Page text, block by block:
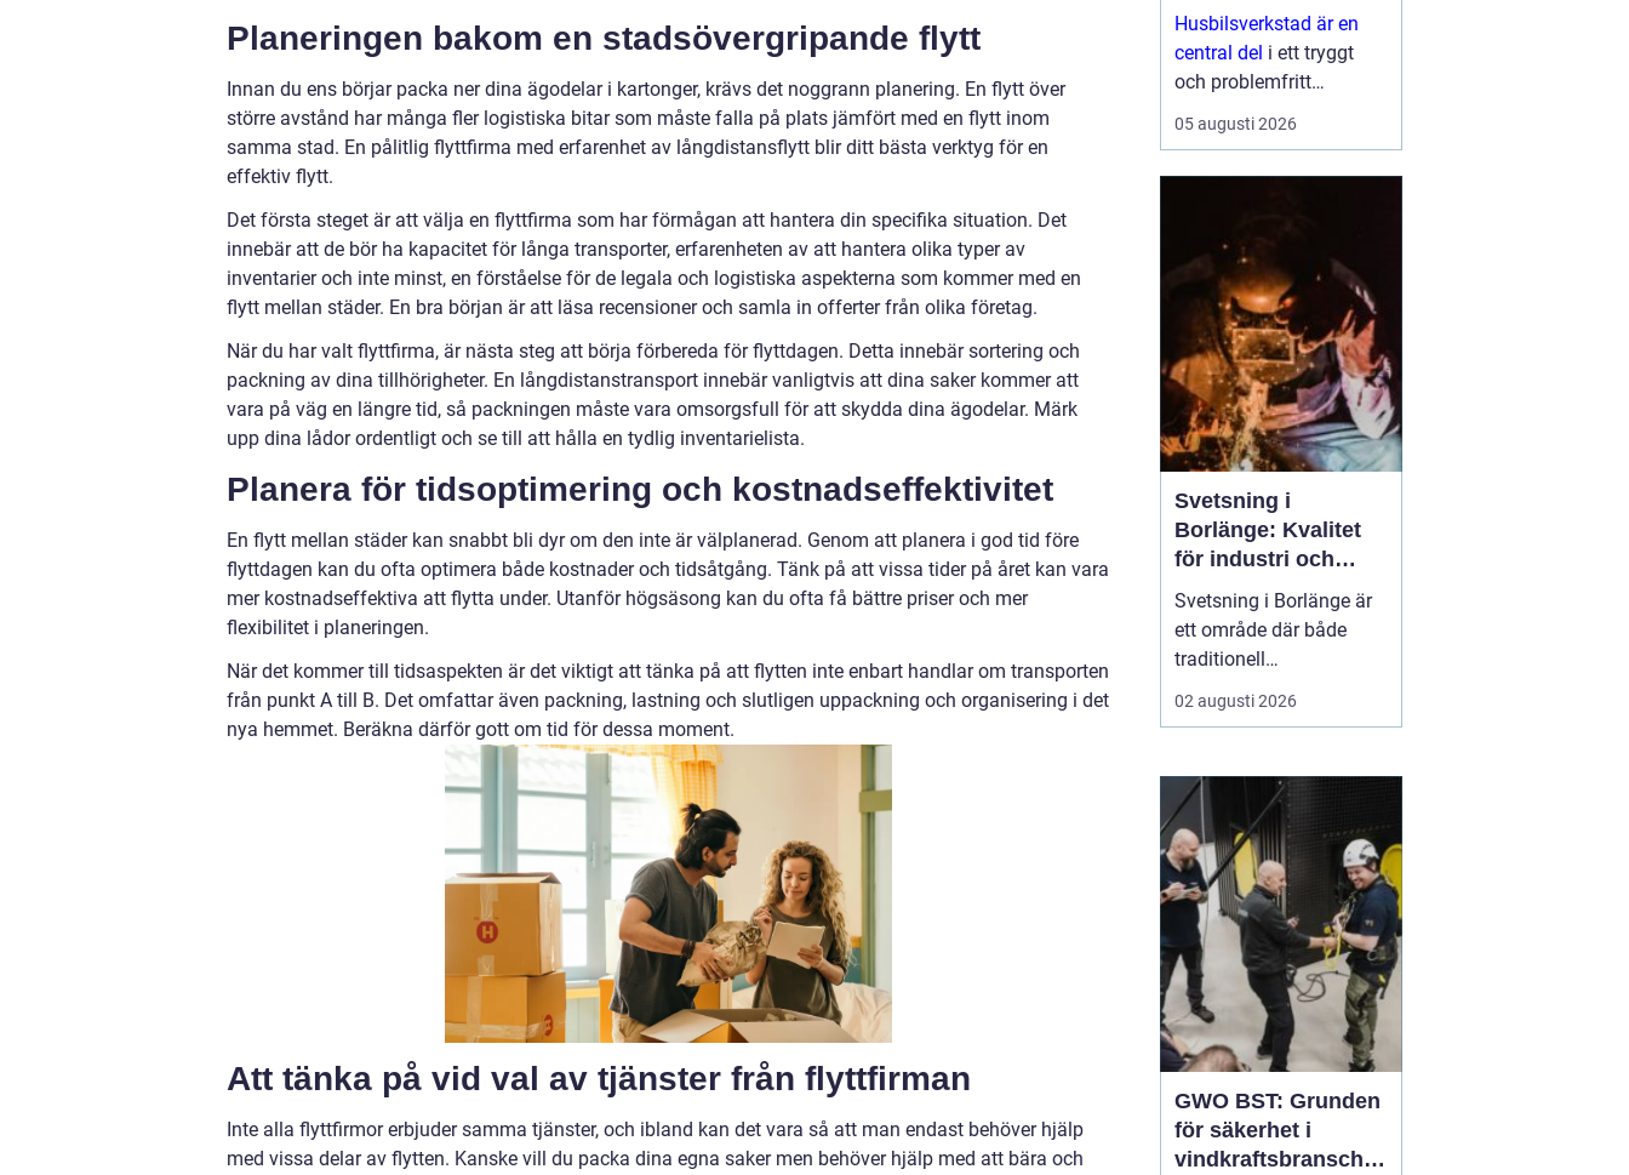
Planeringen bakom en stadsövergripande flytt
Innan du ens börjar packa ner dina ägodelar i kartonger, krävs det noggrann planering. En flytt över
större avstånd har många fler logistiska bitar som måste falla på plats jämfört med en flytt inom
samma stad. En pålitlig flyttfirma med erfarenhet av långdistansflytt blir ditt bästa verktyg för en
effektiv flytt.
Det första steget är att välja en flyttfirma som har förmågan att hantera din specifika situation. Det
innebär att de bör ha kapacitet för långa transporter, erfarenheten av att hantera olika typer av
inventarier och inte minst, en förståelse för de legala och logistiska aspekterna som kommer med en
flytt mellan städer. En bra början är att läsa recensioner och samla in offerter från olika företag.
När du har valt flyttfirma, är nästa steg att börja förbereda för flyttdagen. Detta innebär sortering och
packning av dina tillhörigheter. En långdistanstransport innebär vanligtvis att dina saker kommer att
vara på väg en längre tid, så packningen måste vara omsorgsfull för att skydda dina ägodelar. Märk
upp dina lådor ordentligt och se till att hålla en tydlig inventarielista.
Planera för tidsoptimering och kostnadseffektivitet
En flytt mellan städer kan snabbt bli dyr om den inte är välplanerad. Genom att planera i god tid före
flyttdagen kan du ofta optimera både kostnader och tidsåtgång. Tänk på att vissa tider på året kan vara
mer kostnadseffektiva att flytta under. Utanför högsäsong kan du ofta få bättre priser och mer
flexibilitet i planeringen.
När det kommer till tidsaspekten är det viktigt att tänka på att flytten inte enbart handlar om transporten
från punkt A till B. Det omfattar även packning, lastning och slutligen uppackning och organisering i det
nya hemmet. Beräkna därför gott om tid för dessa moment.
Att tänka på vid val av tjänster från flyttfirman
Inte alla flyttfirmor erbjuder samma tjänster, och ibland kan det vara så att man endast behöver hjälp
med vissa delar av flytten. Kanske vill du packa dina egna saker men behöver hjälp med att bära och
Husbilsverkstad är en
central del i ett tryggt
och problemfritt
husbilsliv. När en husbil
används som både
05 augusti 2026
Svetsning i
Borlänge: Kvalitet
för industri och
konstruktion
Svetsning i Borlänge är
ett område där både
traditionell
verkstadsindustri och
moderna
möts. I takt med att
kraven på hållbara
lösningar och hög
produktionssäkerhet ö...
02 augusti 2026
GWO BST: Grunden
för säkerhet i
vindkraftsbransche